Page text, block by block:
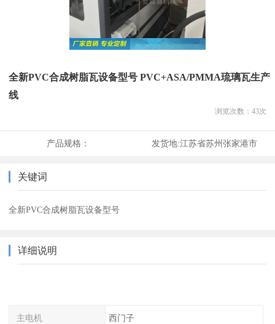
全新PVC合成树脂瓦设备型号 PVC+ASA/PMMA琉璃瓦生产
线
浏览次数： 43次
产品规格： 发货地:江苏省苏州张家港市
关键词
全新PVC合成树脂瓦设备型号
详细说明
主电机 西门子